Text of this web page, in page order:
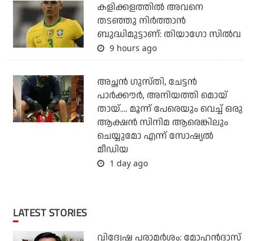
കളിക്കളത്തില്‍ അവനെ
തടഞ്ഞു നിര്‍ത്താന്‍
ബുദ്ധിമുട്ടാണ്: തിയാഗോ സില്‍വ
9 hours ago
അച്ഛന്‍ ഗുസ്തി, ചേട്ടന്‍
പാര്‍ക്കൗര്‍, അനിയത്തി മൊയ്
തായ്.... മൂന്ന് പേരെയും വെച്ച് ഒരു
ആക്ഷന്‍ സിനിമ ആരെങ്കിലും
ചെയ്യുമോ എന്ന് സോഷ്യല്‍
മീഡിയ
1 day ago
LATEST STORIES
വിദ്വേഷ പരാമര്‍ശം: മോഹന്‍ദാസ്